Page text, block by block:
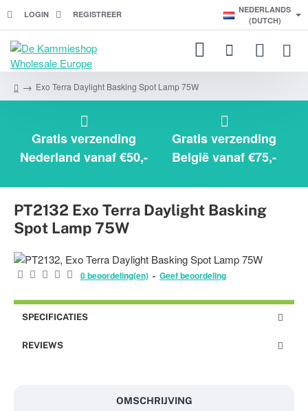
LOGIN REGISTREER
NEDERLANDS
(DUTCH)
Exo Terra Daylight Basking Spot Lamp 75W
Gratis verzending
Nederland vanaf €50,-
Gratis verzending
België vanaf €75,-
PT2132 Exo Terra Daylight Basking
Spot Lamp 75W
0 beoordeling(en) - Geef beoordeling
SPECIFICATIES
REVIEWS
OMSCHRIJVING